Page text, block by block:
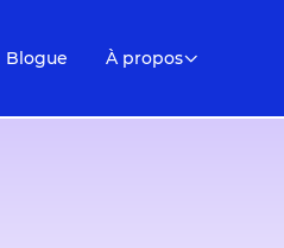
Blogue À propos